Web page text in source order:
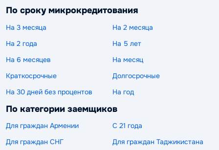
По сроку микрокредитования
На 3 месяца
На 2 месяца
На 2 года
На 5 лет
На 6 месяцев
На месяц
Краткосрочные
Долгосрочные
На 30 дней без процентов
На год
По категории заемщиков
Для граждан Армении
С 21 года
Для граждан СНГ
Для граждан Таджикистана